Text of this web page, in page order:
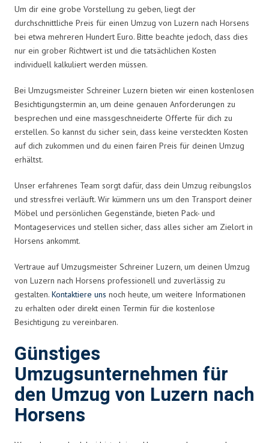
Um dir eine grobe Vorstellung zu geben, liegt der
durchschnittliche Preis für einen Umzug von Luzern nach Horsens
bei etwa mehreren Hundert Euro. Bitte beachte jedoch, dass dies
nur ein grober Richtwert ist und die tatsächlichen Kosten
individuell kalkuliert werden müssen.
Bei Umzugsmeister Schreiner Luzern bieten wir einen kostenlosen
Besichtigungstermin an, um deine genauen Anforderungen zu
besprechen und eine massgeschneiderte Offerte für dich zu
erstellen. So kannst du sicher sein, dass keine versteckten Kosten
auf dich zukommen und du einen fairen Preis für deinen Umzug
erhältst.
Unser erfahrenes Team sorgt dafür, dass dein Umzug reibungslos
und stressfrei verläuft. Wir kümmern uns um den Transport deiner
Möbel und persönlichen Gegenstände, bieten Pack- und
Montageservices und stellen sicher, dass alles sicher am Zielort in
Horsens ankommt.
Vertraue auf Umzugsmeister Schreiner Luzern, um deinen Umzug
von Luzern nach Horsens professionell und zuverlässig zu
gestalten. Kontaktiere uns noch heute, um weitere Informationen
zu erhalten oder direkt einen Termin für die kostenlose
Besichtigung zu vereinbaren.
Günstiges
Umzugsunternehmen für
den Umzug von Luzern nach
Horsens